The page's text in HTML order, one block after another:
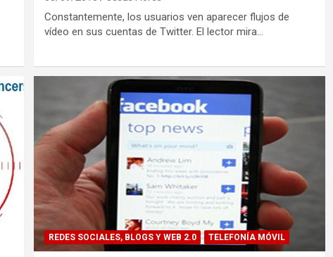
Constantemente, los usuarios ven aparecer flujos de
vídeo en sus cuentas de Twitter. El lector mira…
REDES SOCIALES, BLOGS Y WEB 2.0 TELEFONÍA MÓVIL